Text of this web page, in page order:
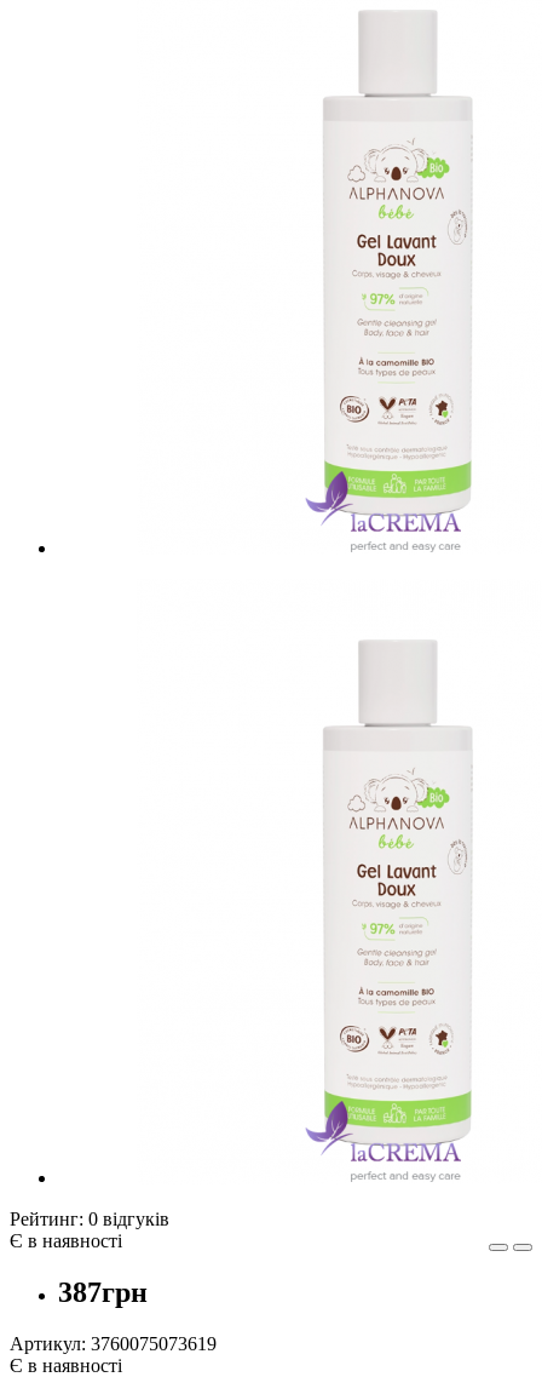
Рейтинг: 0 відгуків
Є в наявності
387грн
Артикул: 3760075073619
Є в наявності